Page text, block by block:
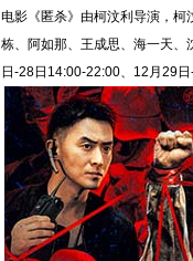
电影《匿杀》由柯汶利导演，柯
栋、阿如那、王成思、海一天
日-28日14:00-22:00、12月29